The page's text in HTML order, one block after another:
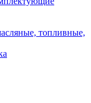
топливные,